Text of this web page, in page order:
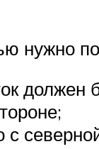
нужно
должен